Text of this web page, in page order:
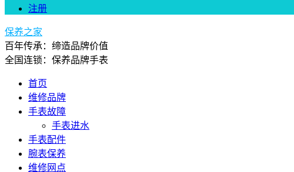
注册
保养之家
百年传承：缔造品牌价值
全国连锁：保养品牌手表
首页
维修品牌
手表故障
手表进水
手表配件
腕表保养
维修网点